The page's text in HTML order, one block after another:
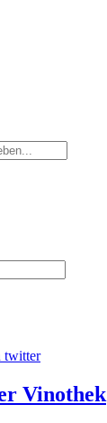
twitter
Vinothek